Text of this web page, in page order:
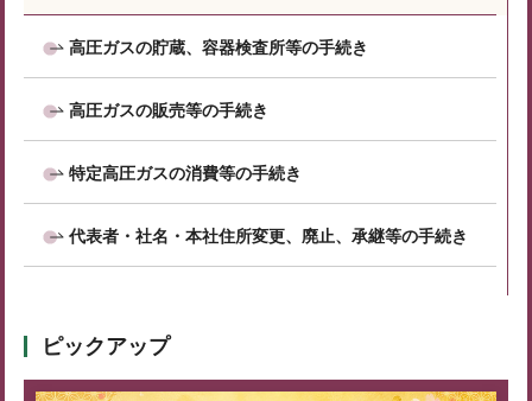
高圧ガスの貯蔵、容器検査所等の手続き
高圧ガスの販売等の手続き
特定高圧ガスの消費等の手続き
代表者・社名・本社住所変更、廃止、承継等の手続き
ピックアップ